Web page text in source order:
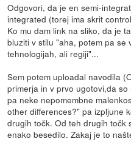
Odgovori, da je en semi-
integrated (torej ima skrit
Ko mu dam link na sliko, da je
bluziti v stilu "aha, potem pa
tehnologijah, ali regiji"...
Sem potem uploadal navodila
primerja in v prvo ugotovi,da
pa neke nepomembne
other differences?" pa izpljune
drugih točk. Od teh drugih točk
enako besedilo. Zakaj je to